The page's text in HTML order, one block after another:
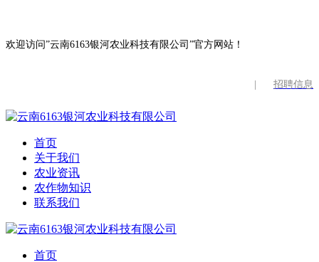
欢迎访问”云南6163银河农业科技有限公司”官方网站！
招聘信息
首页
关于我们
农业资讯
农作物知识
联系我们
首页